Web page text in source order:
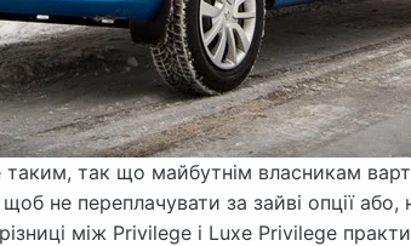
так що майбутнім власникам
не переплачувати за зайві опції
різниці між Privilege і Luxe Privilege